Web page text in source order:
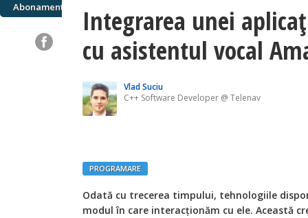
Abonamente
Integrarea unei
cu asistentul vocal
Vlad Suciu
C++ Software Developer @ Telenav
PROGRAMARE
Odată cu trecerea timpului, tehnologiile
modul în care interacționăm cu ele. Această